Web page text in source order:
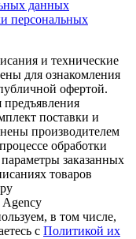
данных
персональных
и технические
для ознакомления
офертой.
поставки и
производителем
обработки
заказанных
товаров
Agency
в том числе,
с Политикой их